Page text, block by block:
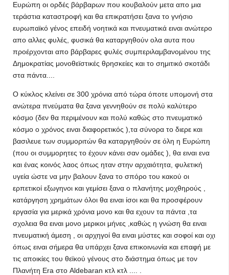
Ευρώπη οι ορδές βάρβαρων που κουβαλούν μετα απο μια
τεράστια καταστροφή και θα επικρατήσει ξανα το γνήσιο
ευρωπαϊκό γένος επειδή νοητικά και πνευματικά ειναι ανώτερο
απο αλλες φυλές, φυσικά θα καταργηθούν ολα αυτα που
προέρχονται απο βάρβαρες φυλές συμπεριλαμβανομένου της
Δημοκρατίας μονοθεϊστικές θρησκείες και το σημιτικό σκοτάδι
στα πάντα....
Ο κύκλος κλείνει σε 300 χρόνια από τώρα όποτε υπομονή στα
ανώτερα πνεύματα θα ξανα γεννηθούν σε πολύ καλύτερο
κόσμο (δεν θα περιμένουν και πολύ καθώς στο πνευματικό
κόσμο ο χρόνος ειναι διαφορετικός ),τα σύνορα το διερε και
βασιλευε των συμμοριτών θα καταργηθούν σε όλη η Ευρώπη
(που οι συμμορητες το έχουν κάνει σαν ομάδες ), θα ειναι ενα
και ένας κοινός λαος όπως ηταν στην αρχαιότητα, φυλετική
υγεία ώστε να μην βαλουν ξανα το σπόρο του κακού οι
ερπετικοί εξωγηνοι και γεμίσει ξανα ο πλανήτης μοχθηρούς ,
κατάργηση χρημάτων όλοι θα ειναι ίσοι και θα προσφέρουν
εργασία για μερικά χρόνια μονο και θα εχουν τα πάντα ,τα
σχολεια θα ειναι μονο μερικοι μήνες ,καθώς η γνώση θα ειναι
πνευματική άμεση , οι αρχηγοί θα ειναι μύστες και σοφοί και οχι
όπως ειναι σήμερα θα υπάρχει ξανα επικοινωνία και επαφή με
τις αποικίες του θεϊκού γένους στο διάστημα όπως με τον
Πλανήτη Εra στο Aldebaran κτλ κτλ .... .